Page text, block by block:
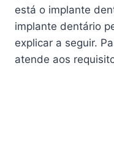
está o implante
implante dentário
explicar a seguir.
atende aos